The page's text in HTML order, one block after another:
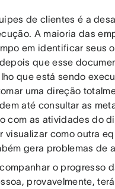
de clientes é a
A maioria das
em identificar seus
que esse
que está sendo
uma direção
até consultar as
com as atividades do
como outra
gera problemas de
o progresso
provavelmente,